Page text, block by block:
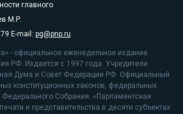
главного
М.Р.
E-mail: pg@pnp.ru
- официальное еженедельное издание
РФ. Издается с 1997 года. Учредители
Дума и Совет Федерации РФ. Официальный
конституционных законов, федеральных
Федерального Собрания. «Парламентская
и представительства в десяти субъектах